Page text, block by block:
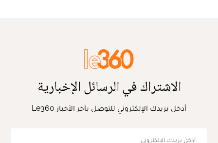
الاشتراك في الرسائل الإخبارية
أدخل بريدك الإلكتروني للتوصل بآخر الأخبار Le360